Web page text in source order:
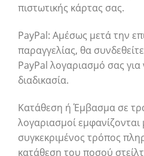
πιστωτικής κάρτας σας.
PayPal: Αμέσως μετά την
παραγγελίας, θα
PayPal λογαριασμό σας
διαδικασία.
Κατάθεση ή Έμβασμα σε
λογαριασμοί εμφανίζονται
συγκεκριμένος τρόπος
κατάθεση του ποσού